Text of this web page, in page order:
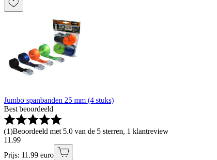
Jumbo spanbanden 25 mm (4 stuks)
Best beoordeeld
(1)Beoordeeld met 5.0 van de 5 sterren, 1 klantreview
11 .99
Prijs: 11.99 euro